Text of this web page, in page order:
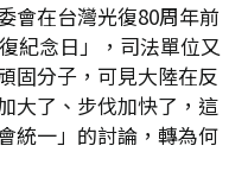
會在台灣光復80周年前
紀念日」，司法單位又
固分子，可見大陸在反
大了、步伐加快了，這
統一」的討論，轉為何